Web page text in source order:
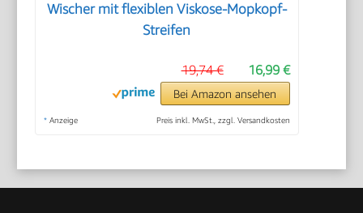
Wischer mit flexiblen Viskose-Mopkopf-
Streifen
16,99 €
19,74 €
Bei Amazon ansehen
* Anzeige Preis inkl. MwSt., zzgl. Versandkosten